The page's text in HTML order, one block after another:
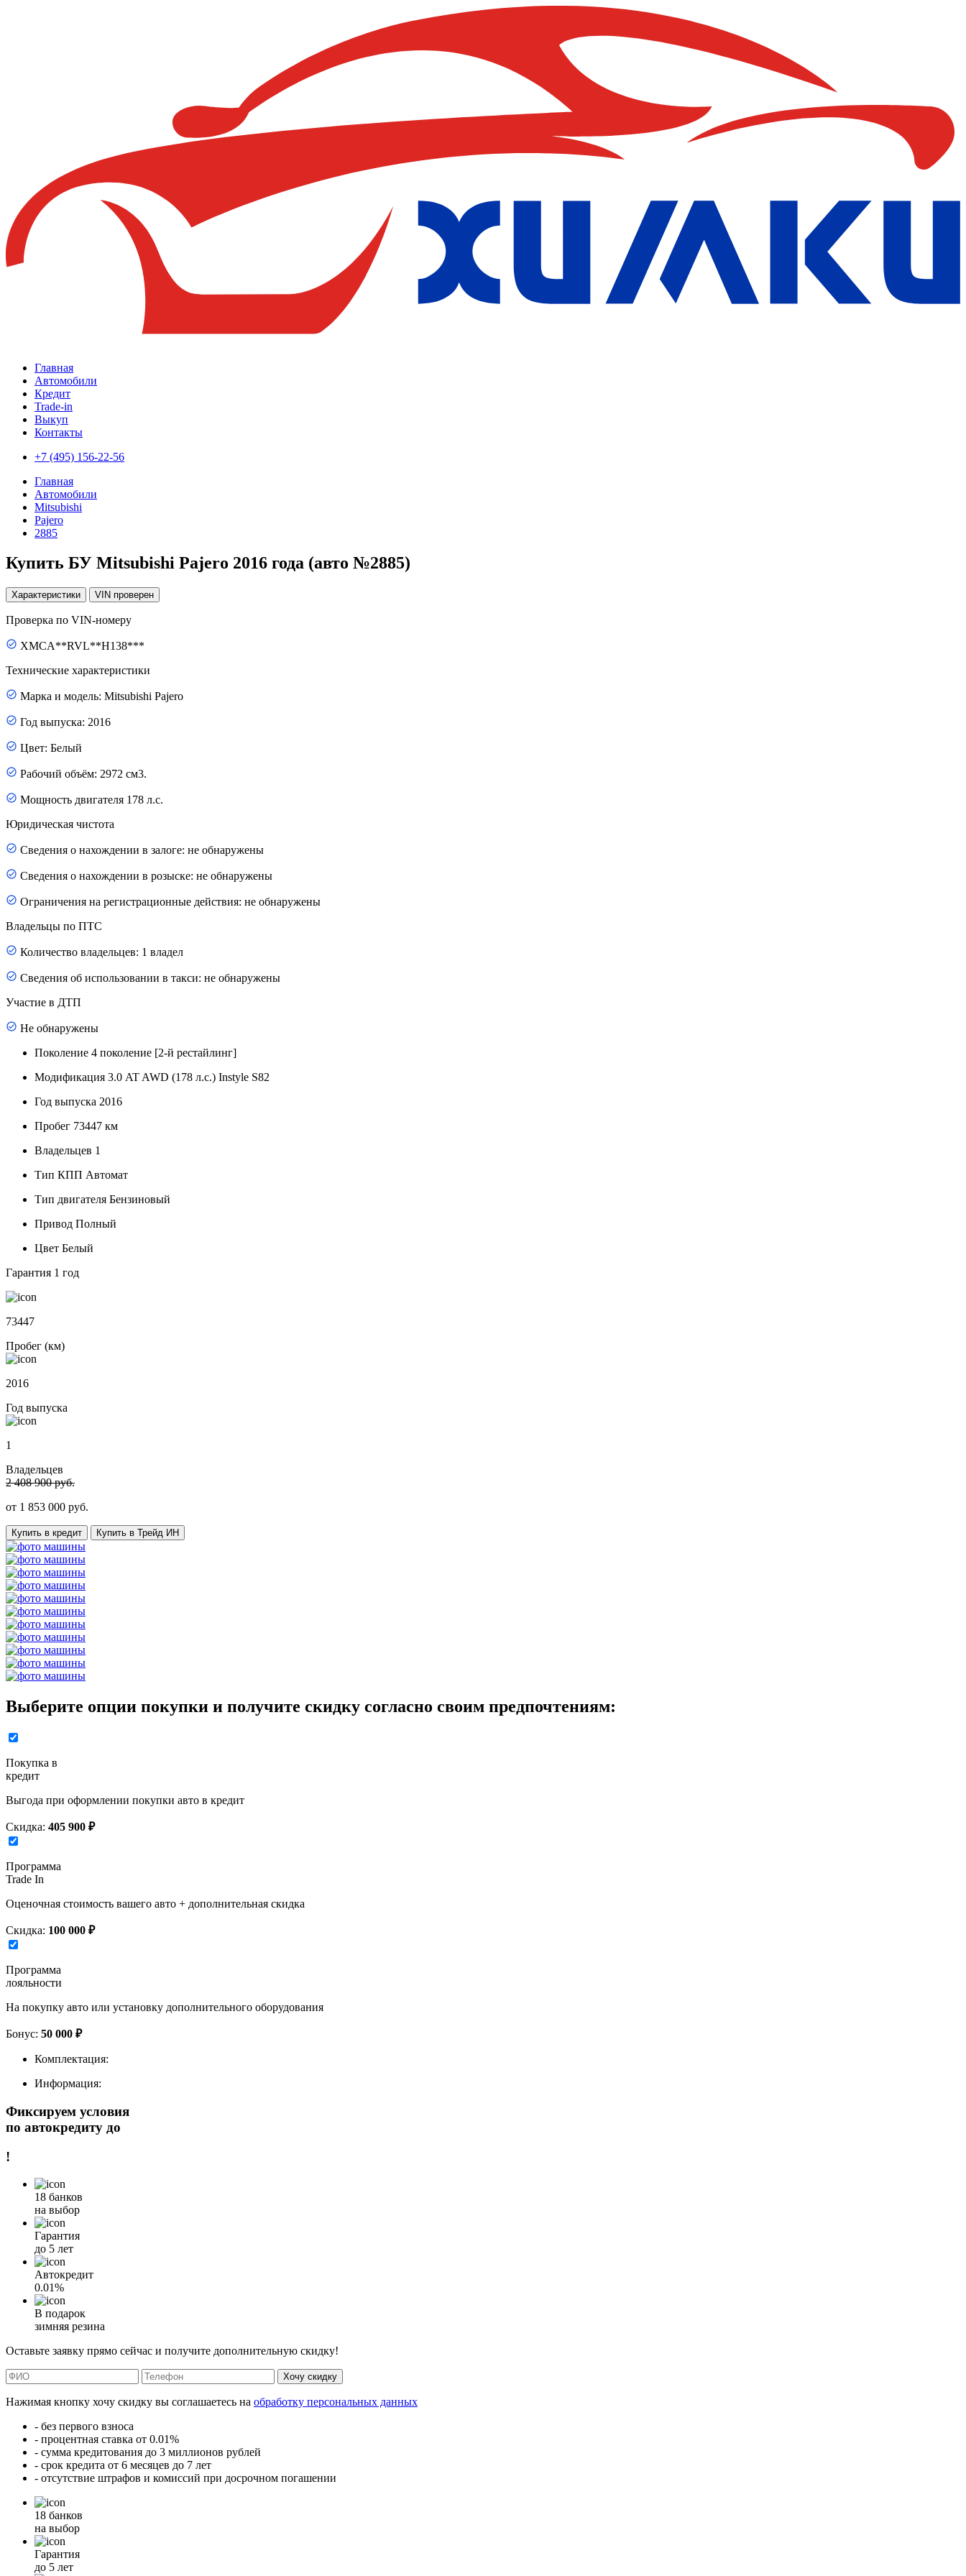
Главная
Автомобили
Кредит
Trade-in
Выкуп
Контакты
+7 (495) 156-22-56
Главная
Автомобили
Mitsubishi
Pajero
2885
Купить БУ Mitsubishi Pajero 2016 года (авто №2885)
Характеристики VIN проверен
Проверка по VIN-номеру
XMCA**RVL**H138***
Технические характеристики
Марка и модель: Mitsubishi Pajero
Год выпуска: 2016
Цвет: Белый
Рабочий объём: 2972 см3.
Мощность двигателя 178 л.с.
Юридическая чистота
Сведения о нахождении в залоге: не обнаружены
Сведения о нахождении в розыске: не обнаружены
Ограничения на регистрационные действия: не обнаружены
Владельцы по ПТС
Количество владельцев: 1 владел
Сведения об использовании в такси: не обнаружены
Участие в ДТП
Не обнаружены
Поколение 4 поколение [2-й рестайлинг]
Модификация 3.0 AT AWD (178 л.с.) Instyle S82
Год выпуска 2016
Пробег 73447 км
Владельцев 1
Тип КПП Автомат
Тип двигателя Бензиновый
Привод Полный
Цвет Белый
Гарантия 1 год
73447
Пробег (км)
2016
Год выпуска
1
Владельцев
2 408 900 руб.
от 1 853 000 руб.
Купить в кредит Купить в Трейд ИН
Выберите опции покупки и получите скидку согласно своим предпочтениям:
Покупка в
кредит
Выгода при оформлении покупки авто в кредит
Скидка: 405 900 ₽
Программа
Trade In
Оценочная стоимость вашего авто + дополнительная скидка
Скидка: 100 000 ₽
Программа
лояльности
На покупку авто или установку дополнительного оборудования
Бонус: 50 000 ₽
Комплектация:
Информация:
Фиксируем условия
по автокредиту до
!
18 банков
на выбор
Гарантия
до 5 лет
Автокредит
0.01%
В подарок
зимняя резина
Оставьте заявку прямо сейчас и получите дополнительную скидку!
Хочу скидку
Нажимая кнопку хочу скидку вы соглашаетесь на обработку персональных данных
- без первого взноса
- процентная ставка от 0.01%
- сумма кредитования до 3 миллионов рублей
- срок кредита от 6 месяцев до 7 лет
- отсутствие штрафов и комиссий при досрочном погашении
18 банков
на выбор
Гарантия
до 5 лет